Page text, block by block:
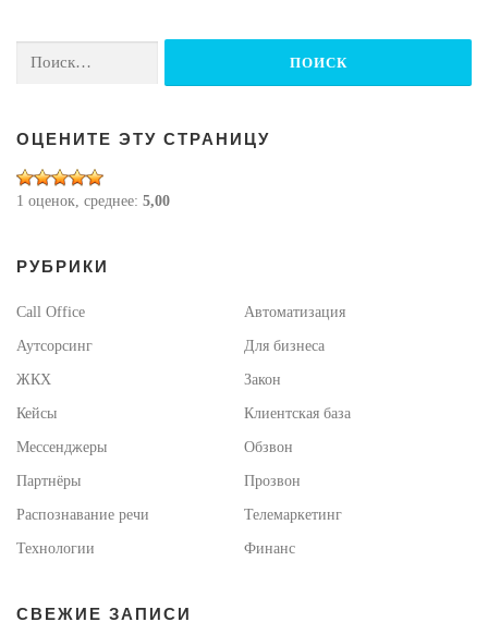
ОЦЕНИТЕ ЭТУ СТРАНИЦУ
1 оценок, среднее: 5,00
РУБРИКИ
Call Office Автоматизация
Аутсорсинг Для бизнеса
ЖКХ Закон
Кейсы Клиентская база
Мессенджеры Обзвон
Партнёры Прозвон
Распознавание речи Телемаркетинг
Технологии Финанс
СВЕЖИЕ ЗАПИСИ